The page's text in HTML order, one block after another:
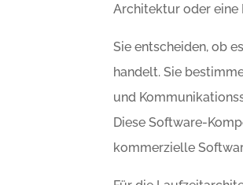
Architektur oder eine
Sie entscheiden, ob
handelt. Sie
und
Diese Software-
kommerzielle